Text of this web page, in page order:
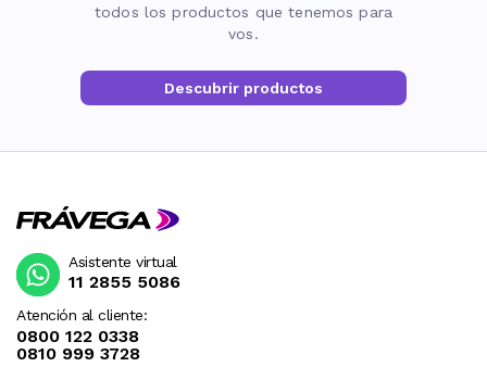
todos los productos que tenemos para
vos.
Descubrir productos
Atención al cliente:
0800 122 0338
0810 999 3728
Asistente virtual
11 2855 5086